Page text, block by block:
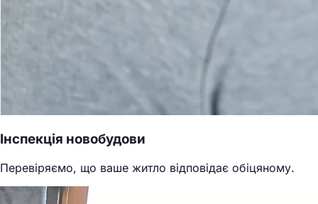
Інспекція новобудови
Перевіряємо, що ваше житло відповідає обіцяному.